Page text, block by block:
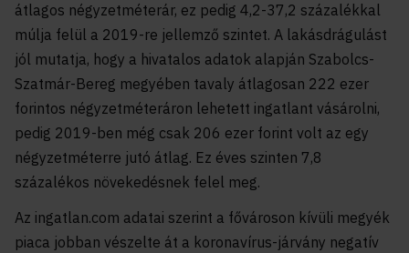
átlagos négyzetméterár, ez pedig 4,2-37,2 százalékkal
múlja felül a 2019-re jellemző szintet. A lakásdrágulást
jól mutatja, hogy a hivatalos adatok alapján Szabolcs-
Szatmár-Bereg megyében tavaly átlagosan 222 ezer
forintos négyzetméteráron lehetett ingatlant vásárolni,
pedig 2019-ben még csak 206 ezer forint volt az egy
négyzetméterre jutó átlag. Ez éves szinten 7,8
százalékos növekedésnek felel meg.
Az ingatlan.com adatai szerint a fővároson kívüli megyék
piaca jobban vészelte át a koronavírus-járvány negatív